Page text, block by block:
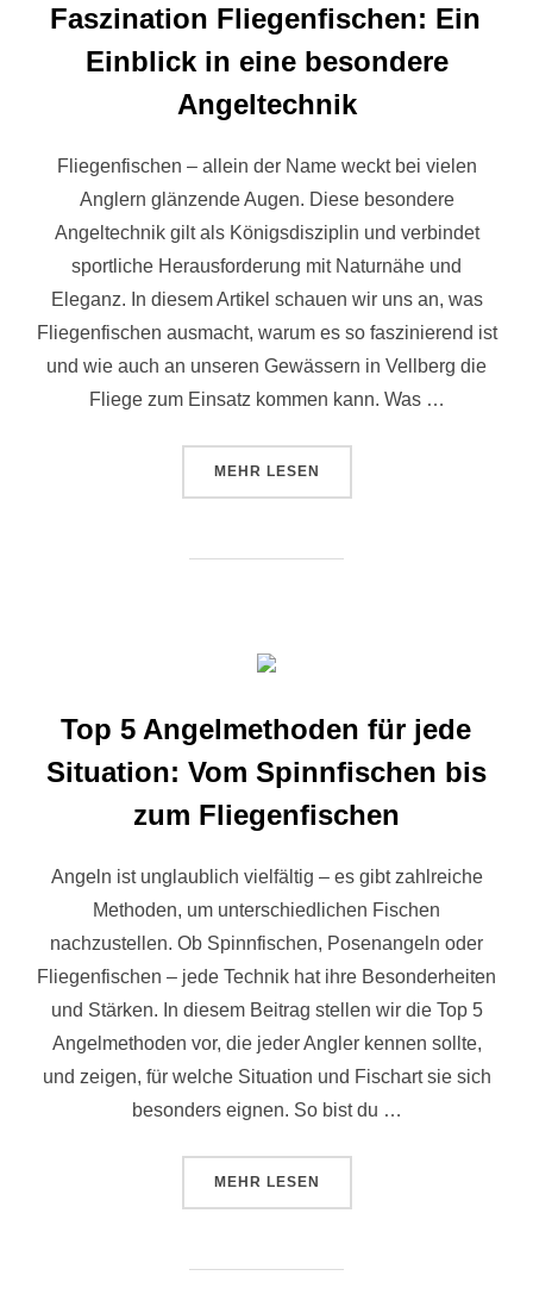
Faszination Fliegenfischen: Ein
Einblick in eine besondere
Angeltechnik
Fliegenfischen – allein der Name weckt bei vielen
Anglern glänzende Augen. Diese besondere
Angeltechnik gilt als Königsdisziplin und verbindet
sportliche Herausforderung mit Naturnähe und
Eleganz. In diesem Artikel schauen wir uns an, was
Fliegenfischen ausmacht, warum es so faszinierend ist
und wie auch an unseren Gewässern in Vellberg die
Fliege zum Einsatz kommen kann. Was …
MEHR LESEN
Top 5 Angelmethoden für jede
Situation: Vom Spinnfischen bis
zum Fliegenfischen
Angeln ist unglaublich vielfältig – es gibt zahlreiche
Methoden, um unterschiedlichen Fischen
nachzustellen. Ob Spinnfischen, Posenangeln oder
Fliegenfischen – jede Technik hat ihre Besonderheiten
und Stärken. In diesem Beitrag stellen wir die Top 5
Angelmethoden vor, die jeder Angler kennen sollte,
und zeigen, für welche Situation und Fischart sie sich
besonders eignen. So bist du …
MEHR LESEN